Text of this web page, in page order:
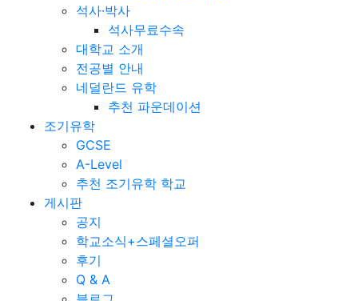
석사·박사
석사무료수속
대학교 소개
전공별 안내
네덜란드 유학
추천 파운데이션
조기유학
GCSE
A-Level
추천 조기유학 학교
게시판
공지
학교소식+스페셜오퍼
후기
Q & A